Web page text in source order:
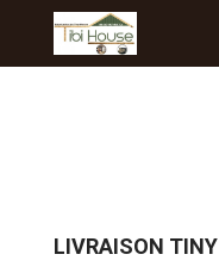
LIVRAISON TINY